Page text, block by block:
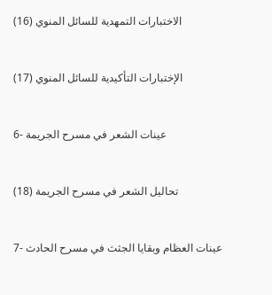
(16) الاختبارات التمهدية للسائل المنوي
(17) الإختبارات التأكيدية للسائل المنوي
6- عينات الشعر في مسرح الجريمة
(18) تحاليل الشعر في مسرح الجريمة
7- عينات العظام وبقايا الجثث في مسرح الحادث